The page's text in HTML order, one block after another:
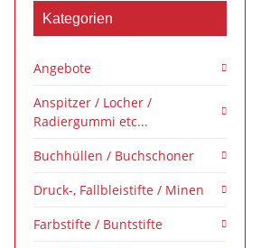
Kategorien
Angebote
Anspitzer / Locher /
Radiergummi etc...
Buchhüllen / Buchschoner
Druck-, Fallbleistifte / Minen
Farbstifte / Buntstifte